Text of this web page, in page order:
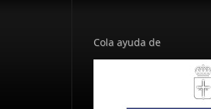
Cola ayuda de